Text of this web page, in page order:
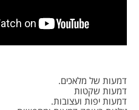
דמעות של מלאכים.
דמעות שקטות
דמעות יפות ועצובות.